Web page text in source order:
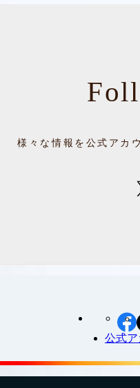
様々な情報を公式アカ
公式